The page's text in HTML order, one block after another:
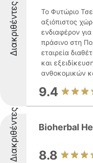
Διακριθέντες
Το Φυτώριο
αξιόπιστος
ενδιαφέρον
πράσινο στη
εταιρεία
και
ανθοκομικών
9.4
Διακριθέντες Bioherbal
8.8